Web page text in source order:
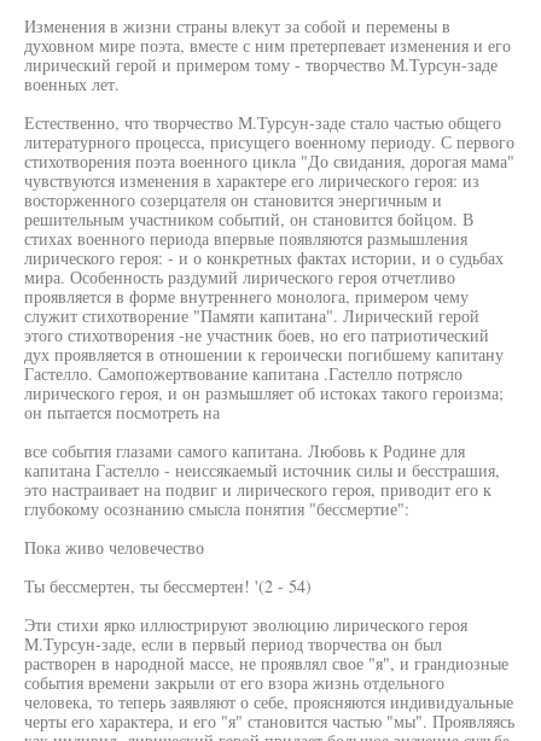
Изменения в жизни страны влекут за собой и перемены в
духовном мире поэта, вместе с ним претерпевает изменения и его
лирический герой и примером тому - творчество М.Турсун-заде
военных лет.
Естественно, что творчество М.Турсун-заде стало частью общего
литературного процесса, присущего военному периоду. С первого
стихотворения поэта военного цикла "До свидания, дорогая мама"
чувствуются изменения в характере его лирического героя: из
восторженного созерцателя он становится энергичным и
решительным участником событий, он становится бойцом. В
стихах военного периода впервые появляются размышления
лирического героя: - и о конкретных фактах истории, и о судьбах
мира. Особенность раздумий лирического героя отчетливо
проявляется в форме внутреннего монолога, примером чему
служит стихотворение "Памяти капитана". Лирический герой
этого стихотворения -не участник боев, но его патриотический
дух проявляется в отношении к героически погибшему капитану
Гастелло. Самопожертвование капитана .Гастелло потрясло
лирического героя, и он размышляет об истоках такого героизма;
он пытается посмотреть на
все события глазами самого капитана. Любовь к Родине для
капитана Гастелло - неиссякаемый источник силы и бесстрашия,
это настраивает на подвиг и лирического героя, приводит его к
глубокому осознанию смысла понятия "бессмертие":
Пока живо человечество
Ты бессмертен, ты бессмертен! '(2 - 54)
Эти стихи ярко иллюстрируют эволюцию лирического героя
М.Турсун-заде, если в первый период творчества он был
растворен в народной массе, не проявлял свое "я", и грандиозные
события времени закрыли от его взора жизнь отдельного
человека, то теперь заявляют о себе, проясняются индивидуальные
черты его характера, и его "я" становится частью "мы". Проявляясь